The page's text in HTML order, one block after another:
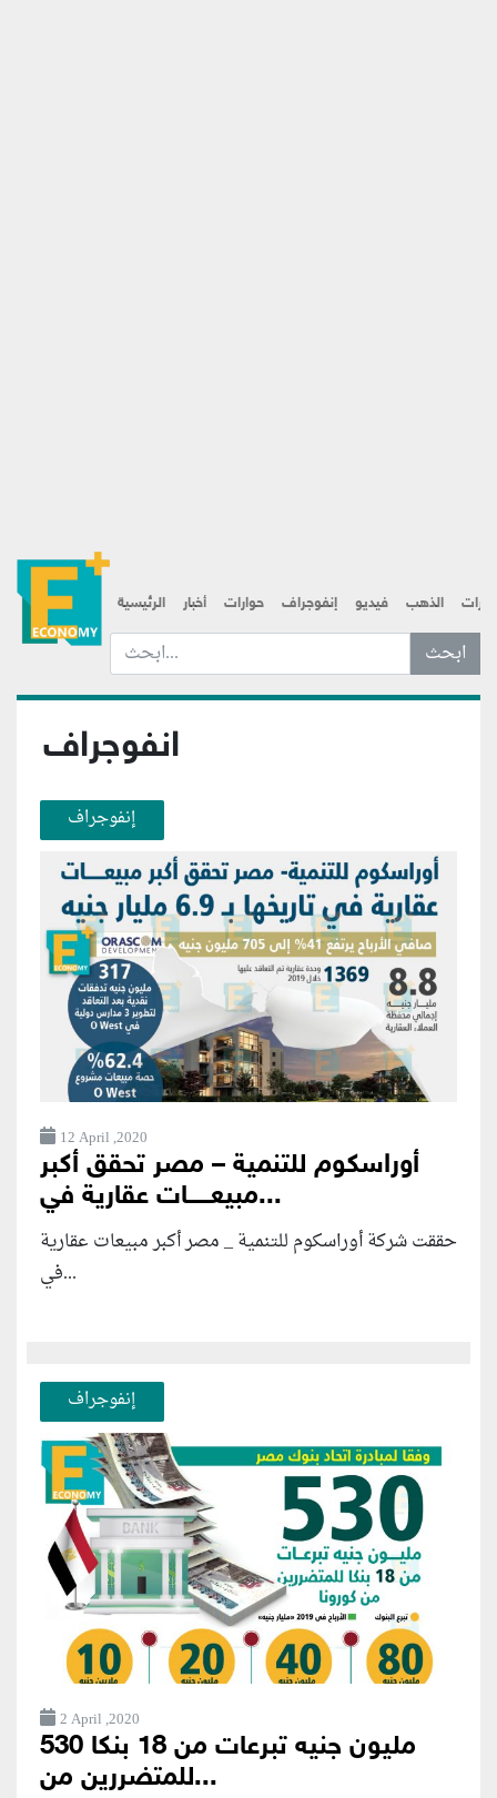
الرئيسية أخبار حوارات إنفوجراف فيديو الذهب
ابحث عن... :
انفوجراف
إنفوجراف
12 April ,2020
أوراسكوم للتنمية – مصر تحقق أكبر
مبيعـــــات عقارية في...
حققت شركة أوراسكوم للتنمية _ مصر أكبر مبيعات عقارية
في...
إنفوجراف
2 April ,2020
530 مليون جنيه تبرعات من 18 بنكا
للمتضررين من...